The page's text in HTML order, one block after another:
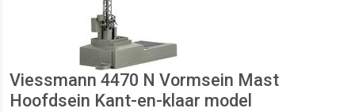
Viessmann 4470 N Vormsein Mast
Hoofdsein Kant-en-klaar model